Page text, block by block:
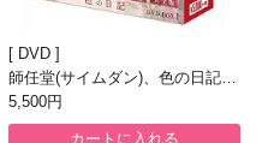
DVD
師任堂(サイムダン)、色の日記
〈完全版〉DVD-BOX1〈シンプ
ルBOX 5000円シリーズ〉
5,500円
カートに入れる